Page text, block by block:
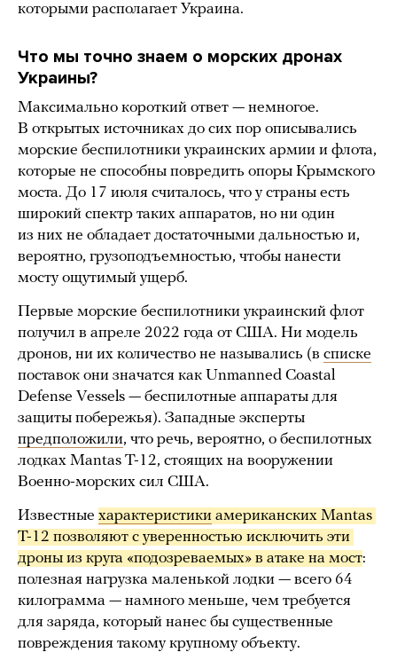
которыми располагает Украина.
Что мы точно знаем о морских дронах
Украины?
Максимально короткий ответ — немногое.
В открытых источниках до сих пор описывались
морские беспилотники украинских армии и флота,
которые не способны повредить опоры Крымского
моста. До 17 июля считалось, что у страны есть
широкий спектр таких аппаратов, но ни один
из них не обладает достаточными дальностью и,
вероятно, грузоподъемностью, чтобы нанести
мосту ощутимый ущерб.
Первые морские беспилотники украинский флот
получил в апреле 2022 года от США. Ни модель
дронов, ни их количество не назывались (в списке
поставок они значатся как Unmanned Coastal
Defense Vessels — беспилотные аппараты для
защиты побережья). Западные эксперты
предположили, что речь, вероятно, о беспилотных
лодках Mantas T-12, стоящих на вооружении
Военно-морских сил США.
Известные характеристики американских Mantas
T-12 позволяют с уверенностью исключить эти
дроны из круга «подозреваемых» в атаке на мост:
полезная нагрузка маленькой лодки — всего 64
килограмма — намного меньше, чем требуется
для заряда, который нанес бы существенные
повреждения такому крупному объекту.